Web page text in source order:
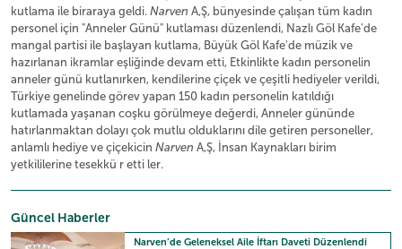
Güncel Haberler
Narven’de Geleneksel Aile İftarı Daveti Düzenlendi
kutlama ile biraraya geldi. Narven A,Ş, bünyesinde çalışan tüm kadın
personel için "Anneler Günü" kutlaması düzenlendi, Nazlı Göl Kafe'de
mangal partisi ile başlayan kutlama, Büyük Göl Kafe'de müzik ve
hazırlanan ikramlar eşliğinde devam etti, Etkinlikte kadın personelin
anneler günü kutlanırken, kendilerine çiçek ve çeşitli hediyeler verildi,
Türkiye genelinde görev yapan 150 kadın personelin katıldığı
kutlamada yaşanan coşku görülmeye değerdi, Anneler gününde
hatırlanmaktan dolayı çok mutlu olduklarını dile getiren personeller,
anlamlı hediye ve çiçekicin Narven A,Ş, İnsan Kaynakları birim
yetkililerine tesekkü r etti ler.